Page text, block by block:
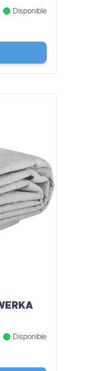
Disponible
Disponible